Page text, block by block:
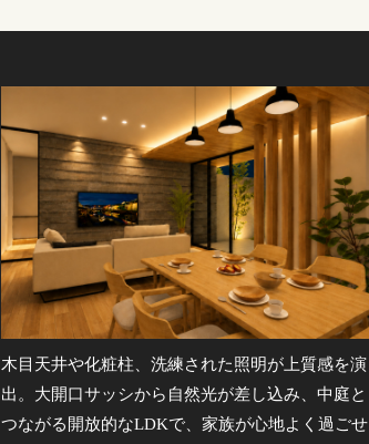
木目天井や化粧柱、洗練された照明が上質感を演
出。大開口サッシから自然光が差し込み、中庭と
つながる開放的なLDKで、家族が心地よく過ごせ